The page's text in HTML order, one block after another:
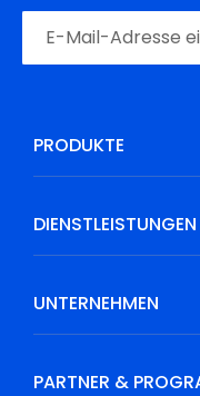
PRODUKTE
DIENSTLEISTUNGEN
UNTERNEHMEN
PARTNER &